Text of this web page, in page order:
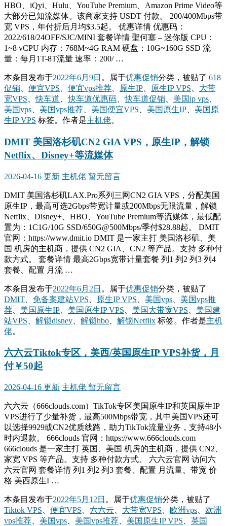
HBO、iQyi、Hulu、YouTube Premium、Amazon Prime Video等
大部分已知流媒体。该商家支持 USDT 付款。 200/400Mbps带
宽 VPS，年付折后月均$3.5起。 优惠详情 优惠码：
2022/618/24OFF/SJC/MINI 套餐详情 聖何塞 – 迷你版 CPU：
1~8 vCPU 内存：768M~4G RAM 硬盘：10G~160G SSD 流
量：每月1T-8T流量 速率：200/ …
本条目发布于2022年6月9日 。属于优惠促销分类，被贴了 618
促销
便宜VPS 便宜vps推荐 原生IP 原生IP VPS
大带
宽VPS 、快车道 、快车道优惠码 、快车道促销 美国ip vps
美国vps
美国vps推荐 美国便宜VPS 美国原生IP
美国原
生IP VPS 标签。 作者是主机佬。
DMIT 美国洛杉矶CN2 GIA VPS，原生IP，解锁
Netflix、Disney+等流媒体
2026-04-16 更新 主机佬 暂无留言
DMIT 美国洛杉矶LAX.Pro系列三网CN2 GIA VPS，分配美国
原生IP，最高可选2Gbps带宽计量或200Mbps无限流量，解锁
Netflix、Disney+、HBO、YouTube Premium等流媒体，最低配
置为：1C1G/10G SSD/650G@500Mbps/季付$28.88起。 DMIT
官网：https://www.dmit.io DMIT 是一家主打 美国洛杉矶、美
国 机房的主机商，提供 CN2 GIA、CN2 等产品。支持 多种付
款方式。 套餐详情 最高2Gbps宽带计量套餐 列1 列2 列3 列4
套餐、配置 月流 …
本条目发布于2022年6月2日 。属于优惠促销分类，被贴了
DMIT
免备案建站VPS 原生IP VPS 美国vps
美国vps推
荐
美国原生IP 美国原生IP VPS 美国大带宽VPS
美国建
站VPS
解锁disney 解锁hbo 解锁Netflix 标签。 作者是主机
佬。
六六云Tiktok专区，美西/英国原生IP VPS补货，月
付￥50起
2026-04-16 更新 主机佬 暂无留言
六六云（666clouds.com）TikTok专区美国原生IP和英国原生IP
VPS进行了少量补货，最高500Mbps带宽，其中美国VPS还可
以选择9929或CN2优质线路，助力TikTok流量业务，支持48小
时内退款。 666clouds 官网：https://www.666clouds.com
666clouds 是一家主打 英国、美国 机房的主机商，提供 CN2、
家宽 VPS 等产品。支持 多种付款方式。 六六云官网 访问六
六云官网 套餐详情 列1 列2 列3 套餐、配置 月流量、带宽 价
格 美西原生I …
本条目发布于2022年5月12日 。属于优惠促销分类，被贴了
Tiktok VPS
便宜VPS 六六云 大带宽VPS 欧洲vps
欧洲
vps推荐
美国vps 美国vps推荐 美国原生IP VPS
英国